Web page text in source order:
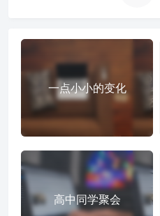
一点小小的变化
高中同学聚会